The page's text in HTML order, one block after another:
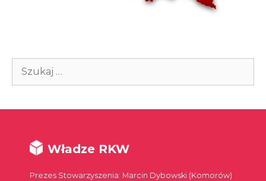
Szukaj:
Władze RKW
Prezes Stowarzyszenia: Marcin Dybowski (Komorów)